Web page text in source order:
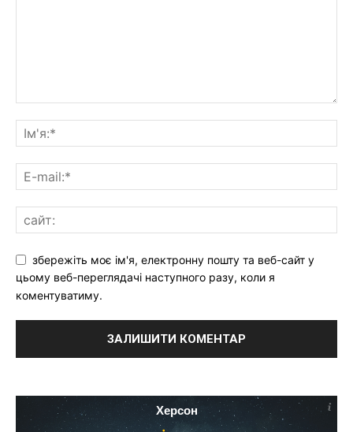
збережіть моє ім'я, електронну пошту та веб-сайт у
цьому веб-переглядачі наступного разу, коли я
коментуватиму.
Херсон